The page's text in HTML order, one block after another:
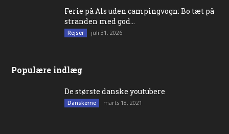
Ferie på Als uden campingvogn: Bo tæt på
stranden med god...
Rejser juli 31, 2026
Populære indlæg
De største danske youtubere
Danskerne marts 18, 2021